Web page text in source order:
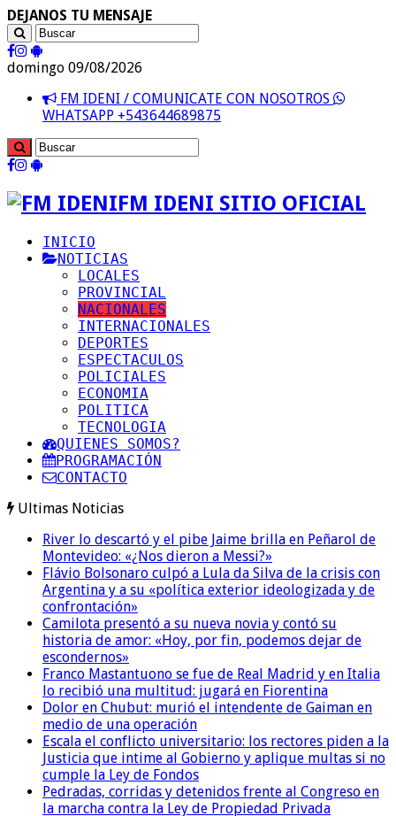
DEJANOS TU MENSAJE
domingo 09/08/2026
FM IDENI / COMUNICATE CON NOSOTROS
WHATSAPP +543644689875
FM IDENI SITIO OFICIAL
INICIO
NOTICIAS
LOCALES
PROVINCIAL
NACIONALES
INTERNACIONALES
DEPORTES
ESPECTACULOS
POLICIALES
ECONOMIA
POLITICA
TECNOLOGIA
QUIENES SOMOS?
PROGRAMACIÓN
CONTACTO
Ultimas Noticias
River lo descartó y el pibe Jaime brilla en Peñarol de
Montevideo: «¿Nos dieron a Messi?»
Flávio Bolsonaro culpó a Lula da Silva de la crisis con
Argentina y a su «política exterior ideologizada y de
confrontación»
Camilota presentó a su nueva novia y contó su
historia de amor: «Hoy, por fin, podemos dejar de
escondernos»
Franco Mastantuono se fue de Real Madrid y en Italia
lo recibió una multitud: jugará en Fiorentina
Dolor en Chubut: murió el intendente de Gaiman en
medio de una operación
Escala el conflicto universitario: los rectores piden a la
Justicia que intime al Gobierno y aplique multas si no
cumple la Ley de Fondos
Pedradas, corridas y detenidos frente al Congreso en
la marcha contra la Ley de Propiedad Privada